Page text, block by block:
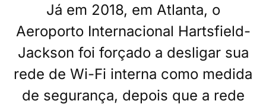
Já em 2018, em Atlanta, o
Aeroporto Internacional Hartsfield-
Jackson foi forçado a desligar sua
rede de Wi-Fi interna como medida
de segurança, depois que a rede